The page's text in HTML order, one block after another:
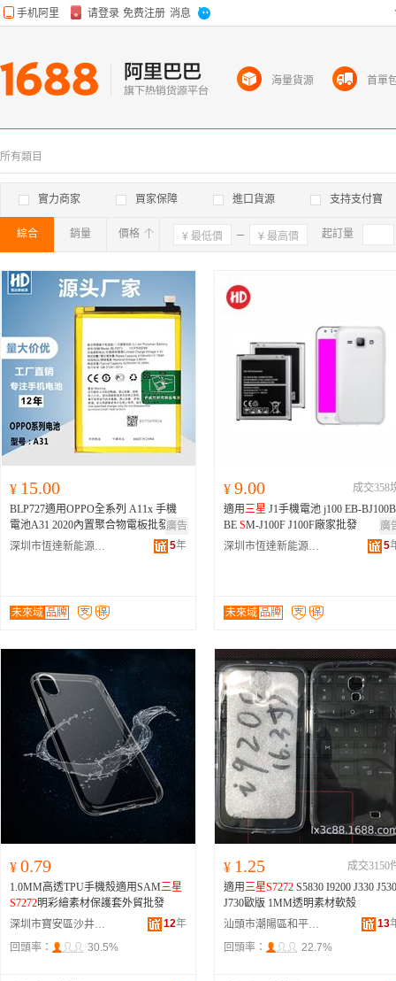
所有類目
實力商家 買家保障 進口貨源 支持支付寶
綜合 銷量 價格 確定 起訂量
¥ 15.00
BLP727適用OPPO全系列 A11x 手機
電池A31 2020內置聚合物電板批發廣告
深圳市恆達新能源電子有限公司
5年
未來域 品牌
¥ 9.00
成交358
適用三星 J1手機電池 j100 EB-BJ100B
BE SM-J100F J100F廠家批發
廣
深圳市恆達新能源電子有限公司
5
未來域 品牌
¥ 0.79
1.0MM高透TPU手機殼適用SAM三星
S7272明彩繪素材保護套外貿批發
深圳市寶安區沙井前進商貿商行
12年
回頭率：
30.5%
¥ 1.25
成交3150
適用三星S7272 S5830 I9200 J330 J530
J730歐版 1MM透明素材軟殼
汕頭市潮陽區和平樂祥手機配件店
13
回頭率：
22.7%
海量貨源 首單